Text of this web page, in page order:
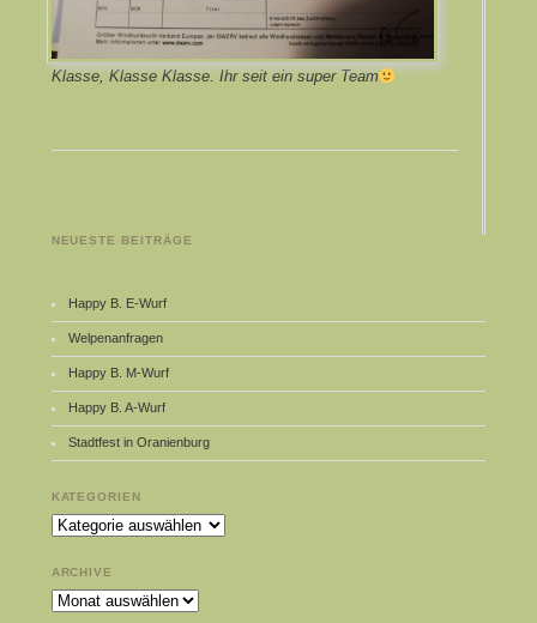
Klasse, Klasse Klasse. Ihr seit ein super Team
NEUESTE BEITRÄGE
Happy B. E-Wurf
Welpenanfragen
Happy B. M-Wurf
Happy B. A-Wurf
Stadtfest in Oranienburg
KATEGORIEN
Kategorien
ARCHIVE
Archive